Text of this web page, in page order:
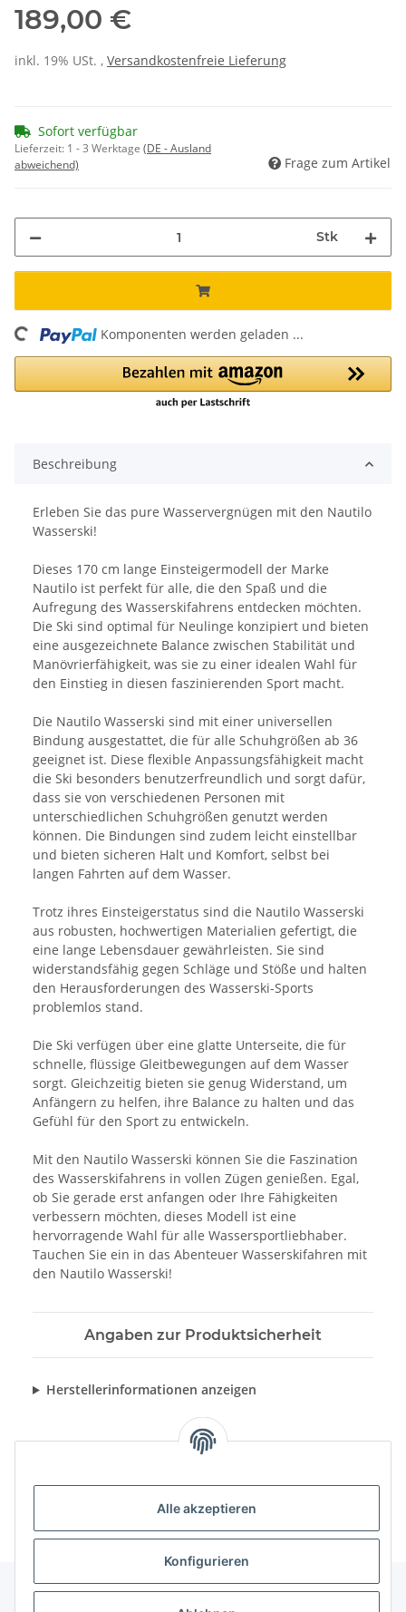
Alle akzeptieren
Konfigurieren
189,00 €
inkl. 19% USt. , Versandkostenfreie Lieferung
Sofort verfügbar
Lieferzeit: 1 - 3 Werktage (DE - Ausland
abweichend)
Frage zum Artikel
Stk
Komponenten werden geladen ...
Beschreibung
Erleben Sie das pure Wasservergnügen mit den Nautilo
Wasserski!
Dieses 170 cm lange Einsteigermodell der Marke
Nautilo ist perfekt für alle, die den Spaß und die
Aufregung des Wasserskifahrens entdecken möchten.
Die Ski sind optimal für Neulinge konzipiert und bieten
eine ausgezeichnete Balance zwischen Stabilität und
Manövrierfähigkeit, was sie zu einer idealen Wahl für
den Einstieg in diesen faszinierenden Sport macht.
Die Nautilo Wasserski sind mit einer universellen
Bindung ausgestattet, die für alle Schuhgrößen ab 36
geeignet ist. Diese flexible Anpassungsfähigkeit macht
die Ski besonders benutzerfreundlich und sorgt dafür,
dass sie von verschiedenen Personen mit
unterschiedlichen Schuhgrößen genutzt werden
können. Die Bindungen sind zudem leicht einstellbar
und bieten sicheren Halt und Komfort, selbst bei
langen Fahrten auf dem Wasser.
Trotz ihres Einsteigerstatus sind die Nautilo Wasserski
aus robusten, hochwertigen Materialien gefertigt, die
eine lange Lebensdauer gewährleisten. Sie sind
widerstandsfähig gegen Schläge und Stöße und halten
den Herausforderungen des Wasserski-Sports
problemlos stand.
Die Ski verfügen über eine glatte Unterseite, die für
schnelle, flüssige Gleitbewegungen auf dem Wasser
sorgt. Gleichzeitig bieten sie genug Widerstand, um
Anfängern zu helfen, ihre Balance zu halten und das
Gefühl für den Sport zu entwickeln.
Mit den Nautilo Wasserski können Sie die Faszination
des Wasserskifahrens in vollen Zügen genießen. Egal,
ob Sie gerade erst anfangen oder Ihre Fähigkeiten
verbessern möchten, dieses Modell ist eine
hervorragende Wahl für alle Wassersportliebhaber.
Tauchen Sie ein in das Abenteuer Wasserskifahren mit
den Nautilo Wasserski!
Angaben zur Produktsicherheit
Herstellerinformationen anzeigen